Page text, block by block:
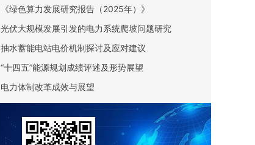
《绿色算力发展研究报告（2025年）》
光伏大规模发展引发的电力系统爬坡问题研究
抽水蓄能电站电价机制探讨及应对建议
“十四五”能源规划成绩评述及形势展望
电力体制改革成效与展望